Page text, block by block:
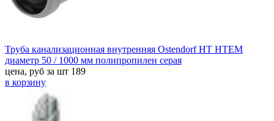
Труба канализационная внутренняя Ostendorf HT HTEM
диаметр 50 / 1000 мм полипропилен серая
цена, руб за шт 189
в корзину